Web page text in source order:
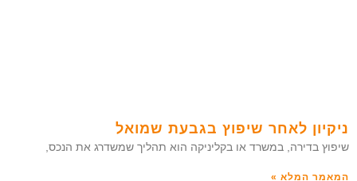
ניקיון לאחר שיפוץ בגבעת שמואל
שיפוץ בדירה, במשרד או בקליניקה הוא תהליך שמשדרג את הנכס,
המאמר המלא »